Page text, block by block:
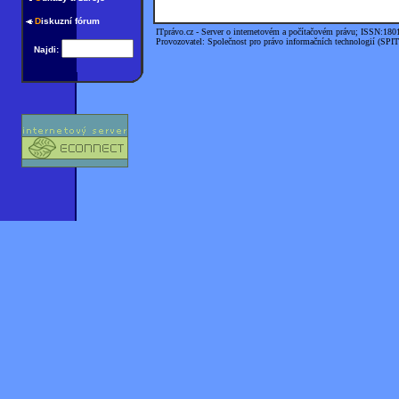
Diskuzní fórum
Najdi:
ITprávo.cz - Server o internetovém a počítačovém právu;
Provozovatel: Společnost pro právo informačních technologií